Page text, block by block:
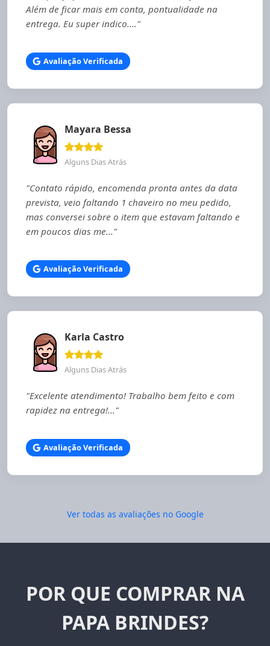
Além de ficar mais em conta, pontualidade na
entrega. Eu super indico...."
Avaliação Verificada
Mayara Bessa
Alguns Dias Atrás
"Contato rápido, encomenda pronta antes da data
prevista, veio faltando 1 chaveiro no meu pedido,
mas conversei sobre o item que estavam faltando e
em poucos dias me..."
Avaliação Verificada
Karla Castro
Alguns Dias Atrás
"Excelente atendimento! Trabalho bem feito e com
rapidez na entrega!..."
Avaliação Verificada
Ver todas as avaliações no Google
POR QUE COMPRAR NA
PAPA BRINDES?